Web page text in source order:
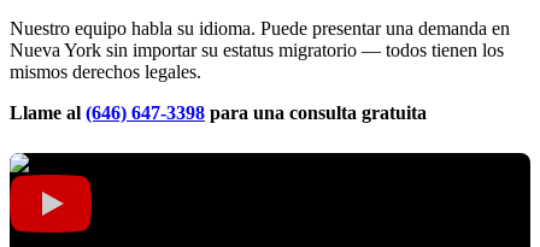
Nuestro equipo habla su idioma. Puede presentar una demanda en
Nueva York sin importar su estatus migratorio — todos tienen los
mismos derechos legales.
Llame al (646) 647-3398 para una consulta gratuita